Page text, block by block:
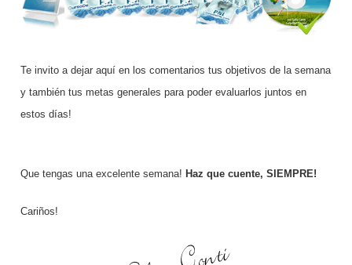
Te invito a dejar aquí en los comentarios tus objetivos de la semana
y también tus metas generales para poder evaluarlos juntos en
estos días!
Que tengas una excelente semana! Haz que cuente, SIEMPRE!
Cariños!